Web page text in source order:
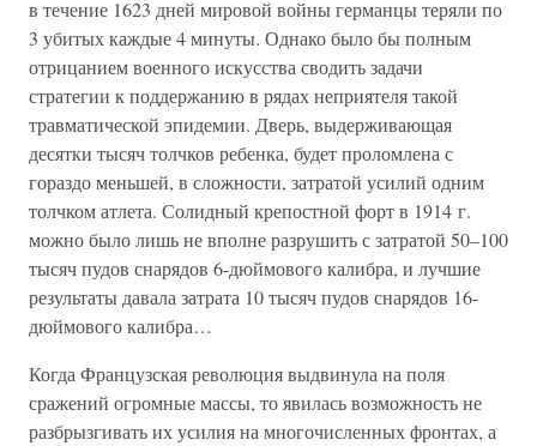
в течение 1623 дней мировой войны германцы теряли по
3 убитых каждые 4 минуты. Однако было бы полным
отрицанием военного искусства сводить задачи
стратегии к поддержанию в рядах неприятеля такой
травматической эпидемии. Дверь, выдерживающая
десятки тысяч толчков ребенка, будет проломлена с
гораздо меньшей, в сложности, затратой усилий одним
толчком атлета. Солидный крепостной форт в 1914 г.
можно было лишь не вполне разрушить с затратой 50–100
тысяч пудов снарядов 6-дюймового калибра, и лучшие
результаты давала затрата 10 тысяч пудов снарядов 16-
дюймового калибра…
Когда Французская революция выдвинула на поля
сражений огромные массы, то явилась возможность не
разбрызгивать их усилия на многочисленных фронтах, а